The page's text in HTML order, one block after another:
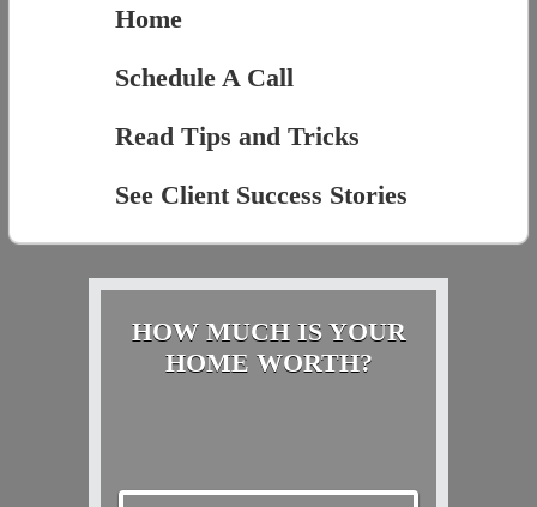
Home
Schedule A Call
Read Tips and Tricks
See Client Success Stories
HOW MUCH IS YOUR
HOME WORTH?